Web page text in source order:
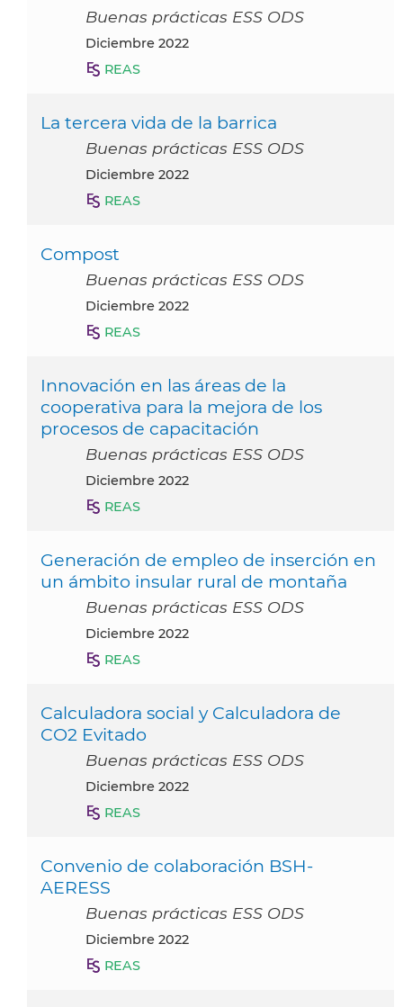
Buenas prácticas ESS ODS
diciembre 2022
REAS
La tercera vida de la barrica
Buenas prácticas ESS ODS
diciembre 2022
REAS
Compost
Buenas prácticas ESS ODS
diciembre 2022
REAS
Innovación en las áreas de la
cooperativa para la mejora de los
procesos de capacitación
Buenas prácticas ESS ODS
diciembre 2022
REAS
Generación de empleo de inserción en
un ámbito insular rural de montaña
Buenas prácticas ESS ODS
diciembre 2022
REAS
Calculadora social y Calculadora de
CO2 Evitado
Buenas prácticas ESS ODS
diciembre 2022
REAS
Convenio de colaboración BSH-
AERESS
Buenas prácticas ESS ODS
diciembre 2022
REAS